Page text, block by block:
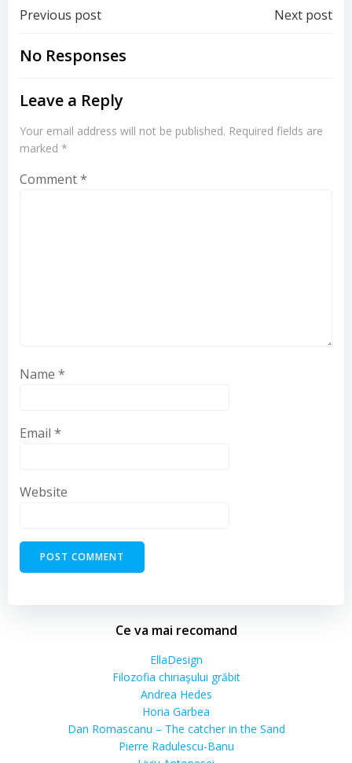
Post
navigation
Previous post Next post
No Responses
Leave a Reply
Your email address will not be published. Required fields are
marked *
Comment*
Name *
Email *
Website
Ce va mai recomand
EllaDesign
Filozofia chiriaşului grăbit
Andrea Hedes
Horia Garbea
Dan Romascanu – The catcher in the Sand
Pierre Radulescu-Banu